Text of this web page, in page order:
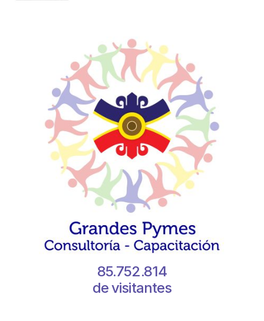
85.752.814
de visitantes